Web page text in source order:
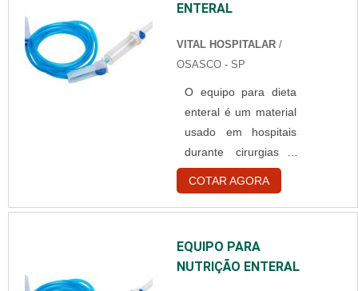
ENTERAL
VITAL HOSPITALAR /
OSASCO - SP
O equipo para dieta
enteral é um material
usado em hospitais
durante cirurgias e
ingestão de
medicamentos de
forma contínua e
pacientes. Detalhes
técnicos sobre o
COTAR AGORA
EQUIPO PARA
NUTRIÇÃO ENTERAL